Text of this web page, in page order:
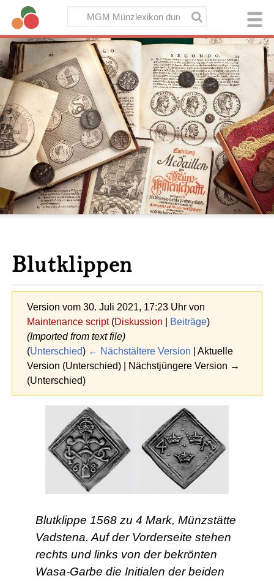
Blutklippen
Version vom 30. Juli 2021, 17:23 Uhr von
Maintenance script (Diskussion | Beiträge)
(Imported from text file)
(Unterschied) ← Nächstältere Version | Aktuelle
Version (Unterschied) | Nächstjüngere Version →
(Unterschied)
Blutklippe 1568 zu 4 Mark, Münzstätte
Vadstena. Auf der Vorderseite stehen
rechts und links von der bekrönten
Wasa-Garbe die Initialen der beiden